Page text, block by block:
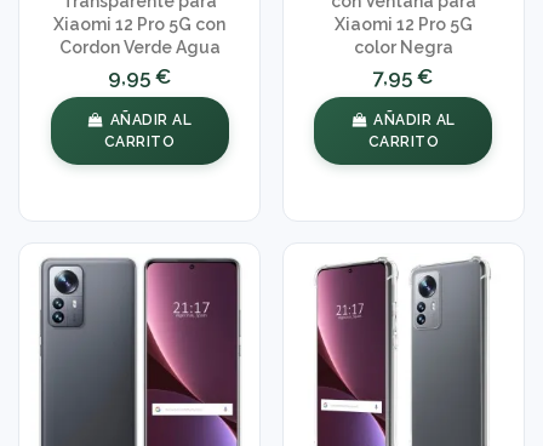
Xiaomi 12 Pro 5G con
Cordon Verde Agua
9,95 €
AÑADIR AL
CARRITO
Xiaomi 12 Pro 5G
color Negra
7,95 €
AÑADIR AL
CARRITO